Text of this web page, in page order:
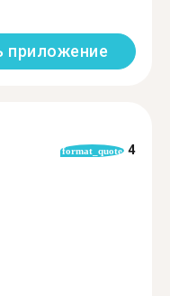
приложение
format_quote 4